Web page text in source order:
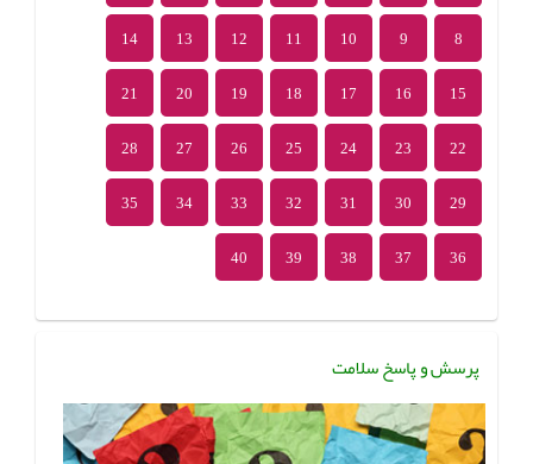
8
9
10
11
12
13
14
15
16
17
18
19
20
21
22
23
24
25
26
27
28
29
30
31
32
33
34
35
36
37
38
39
40
پرسش و پاسخ سلامت